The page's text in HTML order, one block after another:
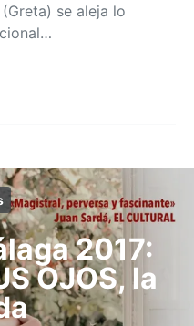
se aleja lo
2017:
OJOS, la